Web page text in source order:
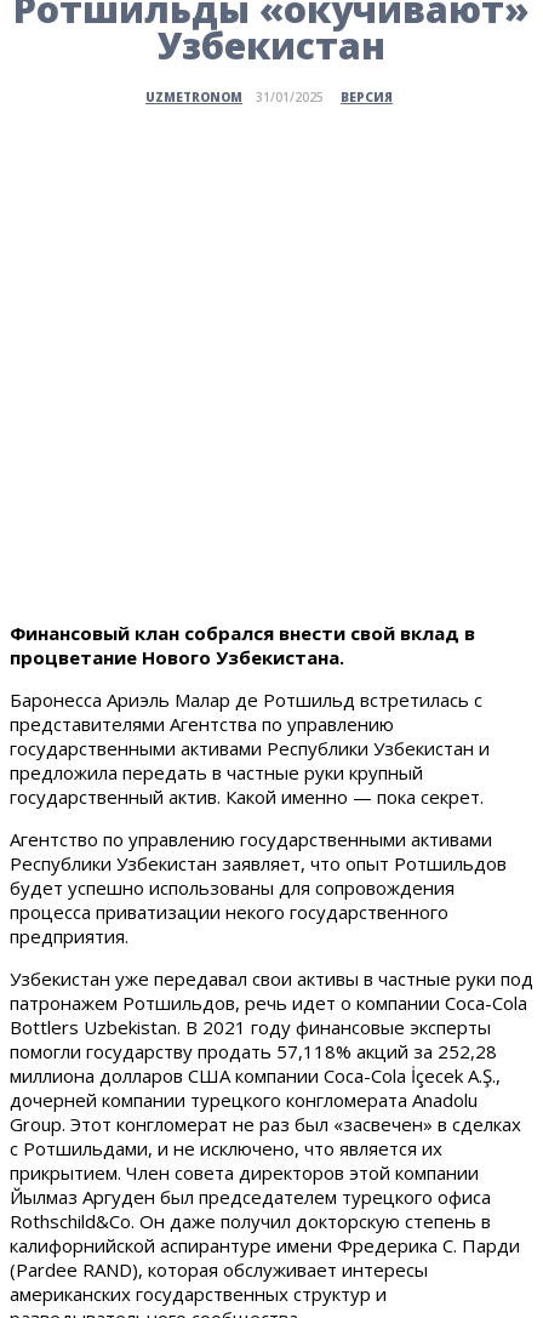
Узбекистан
UZMETRONOM 31/01/2025 ВЕРСИЯ
Финансовый клан собрался внести свой вклад в
процветание Нового Узбекистана.
Баронесса Ариэль Малар де Ротшильд встретилась с
представителями Агентства по управлению
государственными активами Республики Узбекистан и
предложила передать в частные руки крупный
государственный актив. Какой именно — пока секрет.
Агентство по управлению государственными активами
Республики Узбекистан заявляет, что опыт Ротшильдов
будет успешно использованы для сопровождения
процесса приватизации некого государственного
предприятия.
Узбекистан уже передавал свои активы в частные руки под
патронажем Ротшильдов, речь идет о компании Coca-Cola
Bottlers Uzbekistan. В 2021 году финансовые эксперты
помогли государству продать 57,118% акций за 252,28
миллиона долларов США компании Coca-Cola İçecek A.Ş.,
дочерней компании турецкого конгломерата Anadolu
Group. Этот конгломерат не раз был «засвечен» в сделках
с Ротшильдами, и не исключено, что является их
прикрытием. Член совета директоров этой компании
Йылмаз Аргуден был председателем турецкого офиса
Rothschild&Co. Он даже получил докторскую степень в
калифорнийской аспирантуре имени Фредерика С. Парди
(Pardee RAND), которая обслуживает интересы
американских государственных структур и